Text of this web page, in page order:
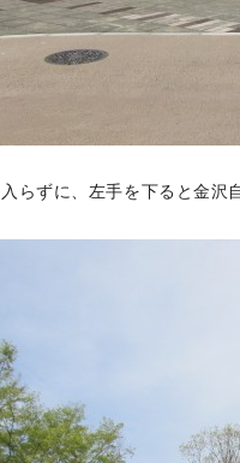
らずに、左手を下ると金沢